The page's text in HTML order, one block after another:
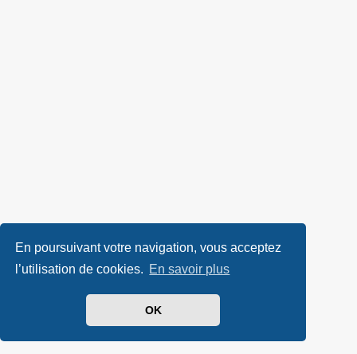
En poursuivant votre navigation, vous acceptez
l’utilisation de cookies. En savoir plus
OK